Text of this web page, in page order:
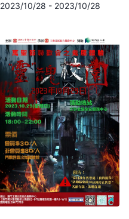
2023/10/28 - 2023/10/28